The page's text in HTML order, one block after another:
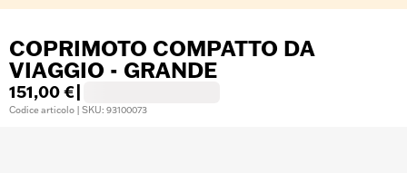
COPRIMOTO COMPATTO DA
VIAGGIO - GRANDE
151,00 €
Codice articolo | SKU: 93100073